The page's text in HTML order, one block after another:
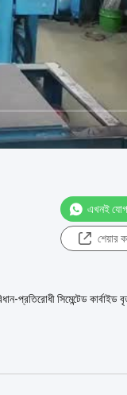
এখনই
শেয়ার
প্রতিরোধী সিমেন্টেড কার্বাইড